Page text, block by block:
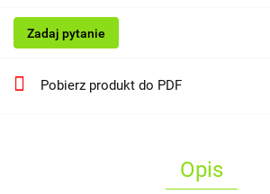
Zadaj pytanie
Pobierz produkt do PDF
Opis